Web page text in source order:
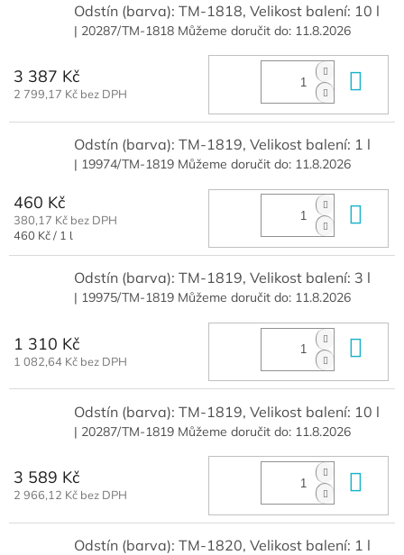
Odstín (barva): TM-1818, Velikost balení: 10 l
| 20287/TM-1818 Můžeme doručit do: 11.8.2026
3 387 Kč
2 799,17 Kč bez DPH
Odstín (barva): TM-1819, Velikost balení: 1 l
| 19974/TM-1819 Můžeme doručit do: 11.8.2026
460 Kč
380,17 Kč bez DPH
Měrná
460 Kč / 1 l
Odstín (barva): TM-1819, Velikost balení: 3 l
| 19975/TM-1819 Můžeme doručit do: 11.8.2026
1 310 Kč
1 082,64 Kč bez DPH
Odstín (barva): TM-1819, Velikost balení: 10 l
| 20287/TM-1819 Můžeme doručit do: 11.8.2026
3 589 Kč
2 966,12 Kč bez DPH
Odstín (barva): TM-1820, Velikost balení: 1 l